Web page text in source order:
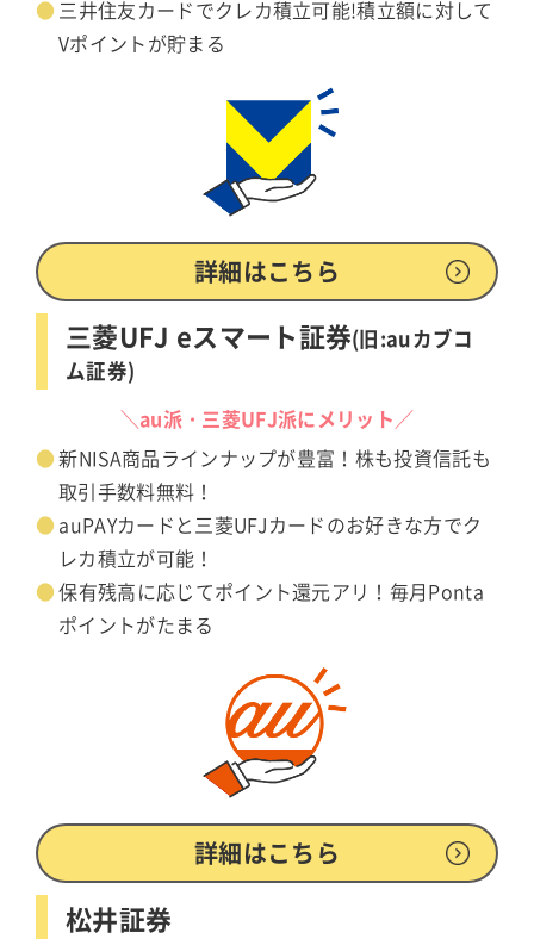
三井住友カードでクレカ積立可能!積立額に対して
Vポイントが貯まる
詳細はこちら
三菱UFJ eスマート証券(旧:auカブコ
ム証券)
＼au派・三菱UFJ派にメリット／
新NISA商品ラインナップが豊富！株も投資信託も
取引手数料無料！
auPAYカードと三菱UFJカードのお好きな方でク
レカ積立が可能！
保有残高に応じてポイント還元アリ！毎月Ponta
ポイントがたまる
詳細はこちら
松井証券